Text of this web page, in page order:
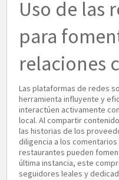
Uso de las
para
relaciones
Las plataformas de redes
herramienta influyente y
interactúen activamente
local. Al compartir
las historias de los
diligencia a los
restaurantes pueden
última instancia, este
seguidores leales y